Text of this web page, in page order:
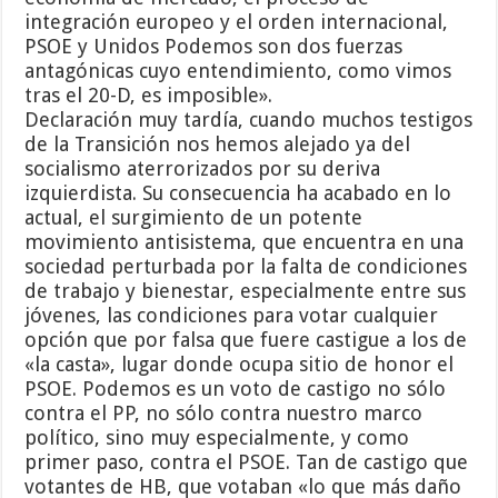
integración europeo y el orden internacional,
PSOE y Unidos Podemos son dos fuerzas
antagónicas cuyo entendimiento, como vimos
tras el 20-D, es imposible».
Declaración muy tardía, cuando muchos testigos
de la Transición nos hemos alejado ya del
socialismo aterrorizados por su deriva
izquierdista. Su consecuencia ha acabado en lo
actual, el surgimiento de un potente
movimiento antisistema, que encuentra en una
sociedad perturbada por la falta de condiciones
de trabajo y bienestar, especialmente entre sus
jóvenes, las condiciones para votar cualquier
opción que por falsa que fuere castigue a los de
«la casta», lugar donde ocupa sitio de honor el
PSOE. Podemos es un voto de castigo no sólo
contra el PP, no sólo contra nuestro marco
político, sino muy especialmente, y como
primer paso, contra el PSOE. Tan de castigo que
votantes de HB, que votaban «lo que más daño